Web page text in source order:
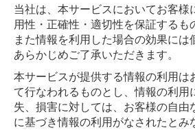
当社は、本サービスにおいてお客様
用性・正確性・適切性を保証するも
また情報を利用した場合の効果には
あらかじめご了承いただきます。
本サービスが提供する情報の利用は
て行なわれるものとし、情報の利用
失、損害に対しては、お客様の自由
に基づき情報の利用がなされたとみ